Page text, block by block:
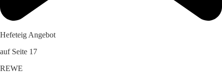
Hefeteig Angebot
auf Seite 17
REWE